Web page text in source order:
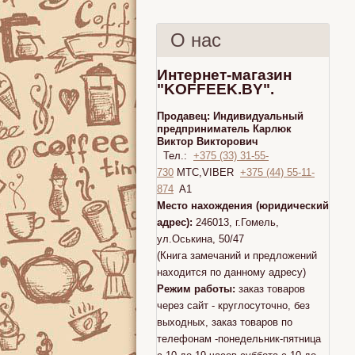
О нас
Интернет-магазин
"KOFFEEK.BY".
Продавец: Индивидуальный
предприниматель Карлюк
Виктор Викторович
Тел.: +375 (33) 31-55-
730 МТС,VIBER +375 (44) 55-11-
874 A1
Место нахождения (юридический
адрес): 246013, г.Гомель,
ул.Оськина, 50/47
(Книга замечаний и предложений
находится по данному адресу)
Режим работы: заказ товаров
через сайт - круглосуточно, без
выходных, заказ товаров по
телефонам -понедельник-пятница